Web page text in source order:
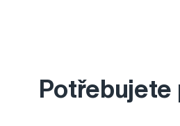
Potřebujete